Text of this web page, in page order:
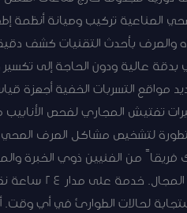
وصيانة أنظمة الصرف الصحي الصناعية تركيب وصيانة
والصرف بأحدث التقنيات كشف
بدقة عالية ودون الحاجة إلى
مواقع التسربات الخفية أجهزة
تفتيش المجاري لفحص الأنابيب
متطورة لتشخيص مشاكل الصرف
فريقاً من الفنيين ذوي الخبرة
في مجال السباكة والصرف الصحي. جميع فنيينا
لحالات الطوارئ في أي